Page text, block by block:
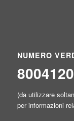
NUMERO
(da utilizzare
per informazioni